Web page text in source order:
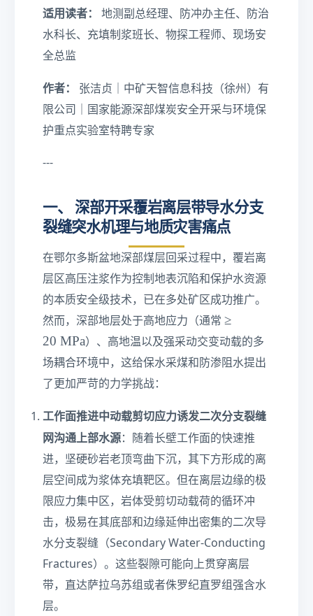
}
}\
h
t)
ot
x
ft
(-
\l
_
{
e
al
}
\c
d
\f
ra
si
g
m
{
ef
f
}
\c
d
ot
t}
{
g
\c
t
b
^
o
t
w
}
{
1
2
\c
d
o
t
}
\c
o
t
J
适用读者：
地测副总经理、防冲办主任、防治
水科长、充填制浆班长、物探工程师、现场安
全总监
作者：
张洁贞｜中矿天智信息科技（徐州）有
限公司｜国家能源深部煤炭安全开采与环境保
护重点实验室特聘专家
---
一、 深部开采覆岩离层带导水分支
裂缝突水机理与地质灾害痛点
在鄂尔多斯盆地深部煤层回采过程中，覆岩离
层区高压注浆作为控制地表沉陷和保护水资源
的本质安全级技术，已在多处矿区成功推广。
然而，深部地层处于高地应力（通常 ≥
2
0\
te
M
P
a}
≥
20 MPa）、高地温以及强采动交变动载的多
场耦合环境中，这给保水采煤和防渗阻水提出
了更加严苛的力学挑战：
工作面推进中动载剪切应力诱发二次分支裂缝
网沟通上部水源：随着长壁工作面的快速推
进，坚硬砂岩老顶弯曲下沉，其下方形成的离
层空间成为浆体充填靶区。但在离层边缘的极
限应力集中区，岩体受剪切动载荷的循环冲
击，极易在其底部和边缘延伸出密集的二次导
水分支裂缝（Secondary Water-Conducting
Fractures）。这些裂隙可能向上贯穿离层
带，直达萨拉乌苏组或者侏罗纪直罗组强含水
层。